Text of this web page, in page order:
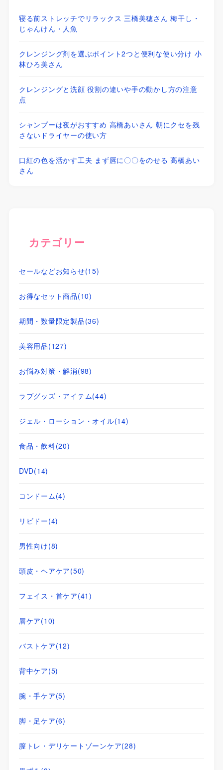
寝る前ストレッチでリラックス 三橋美穂さん 梅干し・
じゃんけん・人魚
クレンジング剤を選ぶポイント2つと便利な使い分け 小
林ひろ美さん
クレンジングと洗顔 役割の違いや手の動かし方の注意
点
シャンプーは夜がおすすめ 高橋あいさん 朝にクセを残
さないドライヤーの使い方
口紅の色を活かす工夫 まず唇に〇〇をのせる 高橋あい
さん
カテゴリー
セールなどお知らせ(15)
お得なセット商品(10)
期間・数量限定製品(36)
美容用品(127)
お悩み対策・解消(98)
ラブグッズ・アイテム(44)
ジェル・ローション・オイル(14)
食品・飲料(20)
DVD(14)
コンドーム(4)
リビドー(4)
男性向け(8)
頭皮・ヘアケア(50)
フェイス・首ケア(41)
唇ケア(10)
バストケア(12)
背中ケア(5)
腕・手ケア(5)
脚・足ケア(6)
膣トレ・デリケートゾーンケア(28)